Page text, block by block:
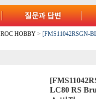
ROC HOBBY > [FMS11042RSGN-
LC80 RS